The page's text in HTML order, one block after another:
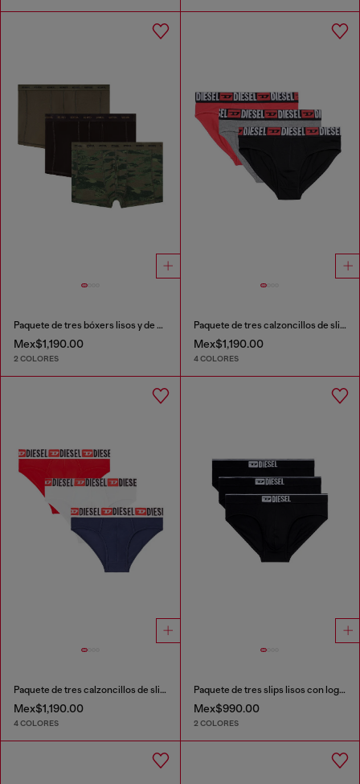
Paquete de tres bóxers lisos y de camuflaje
Mex$1,190.00
2 COLORES
Paquete de tres calzoncillos de slip de color liso
Mex$1,190.00
4 COLORES
Paquete de tres calzoncillos de slip de color liso
Mex$1,190.00
4 COLORES
Paquete de tres slips lisos con logotipo
Mex$990.00
2 COLORES